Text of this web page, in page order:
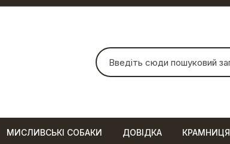
Шукати:
МИСЛИВСЬКІ СОБАКИ ДОВІДКА КРАМНИЦЯ